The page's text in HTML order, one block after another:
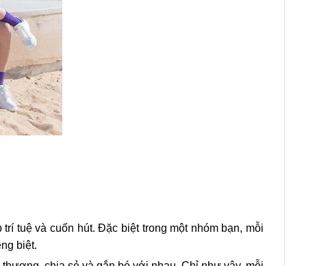
tuệ và cuốn hút. Đặc biệt trong một nhóm bạn, mỗi
biệt.